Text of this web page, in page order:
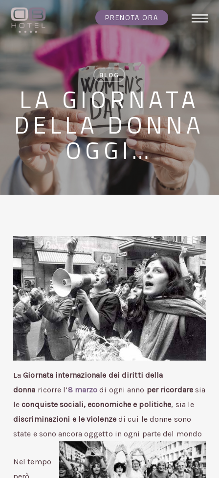
Skip
main
content
PRENOTA ORA Menu
BLOG
LA GIORNATA
DELLA DONNA
OGGI…
LaGiornata internazionale dei diritti della
donna ricorre l’8 marzo di ogni anno per ricordaresia
leconquiste sociali, economiche e politiche, sia le
discriminazioni e le violenzedi cui le donne sono
state e sono ancora oggetto in ogni parte del mondo
Nel tempo